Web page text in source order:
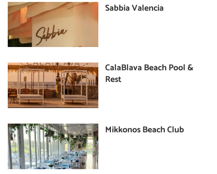
Sabbia Valencia
CalaBlava Beach Pool &
Rest
Mikkonos Beach Club